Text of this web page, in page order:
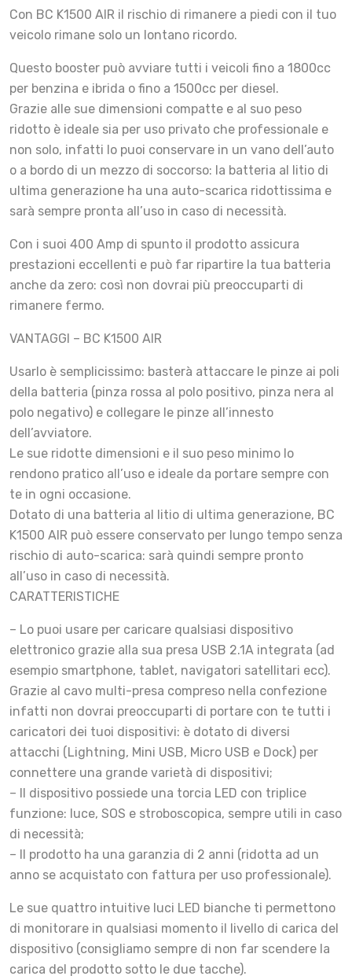
Con BC K1500 AIR il rischio di rimanere a piedi con il tuo
veicolo rimane solo un lontano ricordo.
Questo booster può avviare tutti i veicoli fino a 1800cc
per benzina e ibrida o fino a 1500cc per diesel.
Grazie alle sue dimensioni compatte e al suo peso
ridotto è ideale sia per uso privato che professionale e
non solo, infatti lo puoi conservare in un vano dell’auto
o a bordo di un mezzo di soccorso: la batteria al litio di
ultima generazione ha una auto-scarica ridottissima e
sarà sempre pronta all’uso in caso di necessità.
Con i suoi 400 Amp di spunto il prodotto assicura
prestazioni eccellenti e può far ripartire la tua batteria
anche da zero: così non dovrai più preoccuparti di
rimanere fermo.
VANTAGGI – BC K1500 AIR
Usarlo è semplicissimo: basterà attaccare le pinze ai poli
della batteria (pinza rossa al polo positivo, pinza nera al
polo negativo) e collegare le pinze all’innesto
dell’avviatore.
Le sue ridotte dimensioni e il suo peso minimo lo
rendono pratico all’uso e ideale da portare sempre con
te in ogni occasione.
Dotato di una batteria al litio di ultima generazione, BC
K1500 AIR può essere conservato per lungo tempo senza
rischio di auto-scarica: sarà quindi sempre pronto
all’uso in caso di necessità.
CARATTERISTICHE
– Lo puoi usare per caricare qualsiasi dispositivo
elettronico grazie alla sua presa USB 2.1A integrata (ad
esempio smartphone, tablet, navigatori satellitari ecc).
Grazie al cavo multi-presa compreso nella confezione
infatti non dovrai preoccuparti di portare con te tutti i
caricatori dei tuoi dispositivi: è dotato di diversi
attacchi (Lightning, Mini USB, Micro USB e Dock) per
connettere una grande varietà di dispositivi;
– Il dispositivo possiede una torcia LED con triplice
funzione: luce, SOS e stroboscopica, sempre utili in caso
di necessità;
– Il prodotto ha una garanzia di 2 anni (ridotta ad un
anno se acquistato con fattura per uso professionale).
Le sue quattro intuitive luci LED bianche ti permettono
di monitorare in qualsiasi momento il livello di carica del
dispositivo (consigliamo sempre di non far scendere la
carica del prodotto sotto le due tacche).